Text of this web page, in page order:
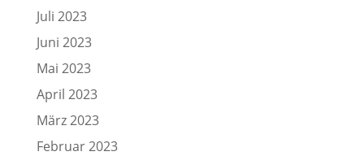
Juli 2023
Juni 2023
Mai 2023
April 2023
März 2023
Februar 2023